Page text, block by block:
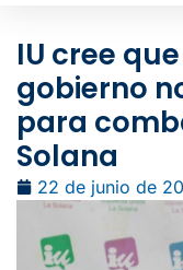
IU cree
gobierno
para
Solana
22 de junio de